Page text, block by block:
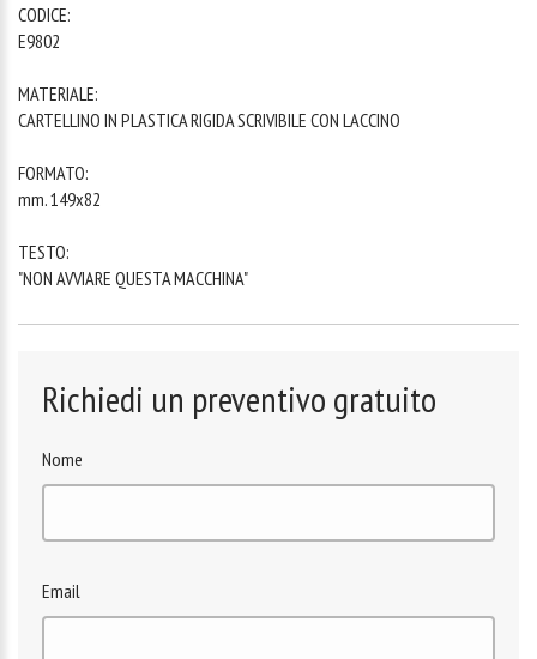
CODICE:
E9802
MATERIALE:
CARTELLINO IN PLASTICA RIGIDA SCRIVIBILE CON LACCINO
FORMATO:
mm. 149x82
TESTO:
"NON AVVIARE QUESTA MACCHINA"
Richiedi un preventivo gratuito
Nome
Email